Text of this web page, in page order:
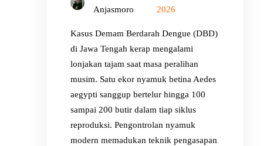
Anjasmoro
2026
Kasus Demam Berdarah Dengue (DBD)
di Jawa Tengah kerap mengalami
lonjakan tajam saat masa peralihan
musim. Satu ekor nyamuk betina Aedes
aegypti sanggup bertelur hingga 100
sampai 200 butir dalam tiap siklus
reproduksi. Pengontrolan nyamuk
modern memadukan teknik pengasapan